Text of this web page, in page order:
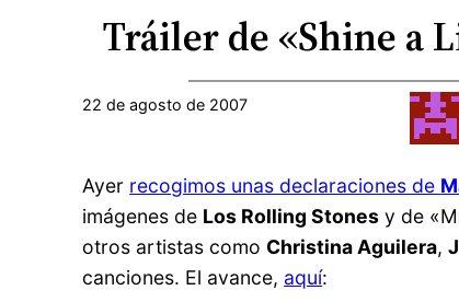
Tráiler de «Shine a
22 de agosto de 2007
Ayer recogimos unas declaraciones de
imágenes de Los Rolling Stones y de
otros artistas como Christina Aguilera,
canciones. El avance, aquí: